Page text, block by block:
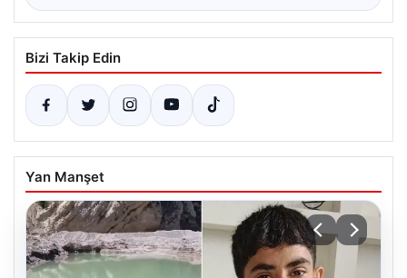
Bizi Takip Edin
Yan Manşet